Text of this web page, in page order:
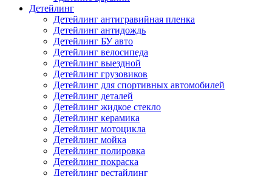
Детейлинг
Детейлинг антигравийная пленка
Детейлинг антидождь
Детейлинг БУ авто
Детейлинг велосипеда
Детейлинг выездной
Детейлинг грузовиков
Детейлинг для спортивных автомобилей
Детейлинг деталей
Детейлинг жидкое стекло
Детейлинг керамика
Детейлинг мотоцикла
Детейлинг мойка
Детейлинг полировка
Детейлинг покраска
Детейлинг рестайлинг